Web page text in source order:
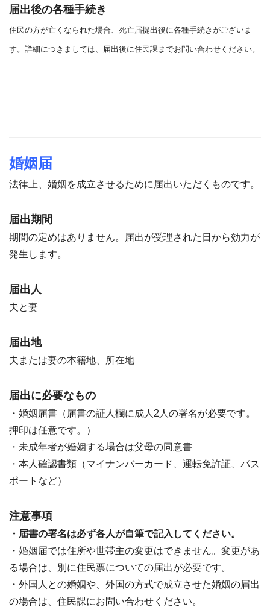
届出後の各種手続き
住民の方が亡くなられた場合、死亡届提出後に各種手続きがございま
す。詳細につきましては、届出後に住民課までお問い合わせください。
婚姻届
法律上、婚姻を成立させるために届出いただくものです。
届出期間
期間の定めはありません。届出が受理された日から効力が
発生します。
届出人
夫と妻
届出地
夫または妻の本籍地、所在地
届出に必要なもの
・婚姻届書（届書の証人欄に成人2人の署名が必要です。
押印は任意です。）
・未成年者が婚姻する場合は父母の同意書
・本人確認書類（マイナンバーカード、運転免許証、パス
ポートなど）
注意事項
・届書の署名は必ず各人が自筆で記入してください。
・婚姻届では住所や世帯主の変更はできません。変更があ
る場合は、別に住民票についての届出が必要です。
・外国人との婚姻や、外国の方式で成立させた婚姻の届出
の場合は、住民課にお問い合わせください。